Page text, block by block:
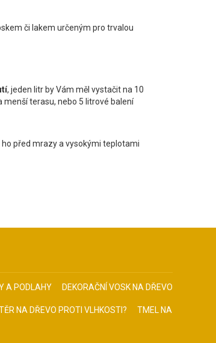
či lakem určeným pro trvalou
, jeden litr by Vám měl vystačit na 10
menší terasu, nebo 5 litrové balení
před mrazy a vysokými teplotami
A PODLAHY DEKORAČNÍ VOSK NA DŘEVO
NA DŘEVO PROTI VLHKOSTI? TMEL NA